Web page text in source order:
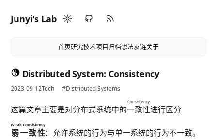
Junyi's Lab
首页研究技术项目归档想法友链关于
Distributed System: Consistency
2023-09-12Tech #Distributed Systems
这篇文章主要是对分布式系统中的一致性
Consistency
进行区分
弱一致性
Weak Consistency
：允许系统的行为与单一系统的行为不一致。